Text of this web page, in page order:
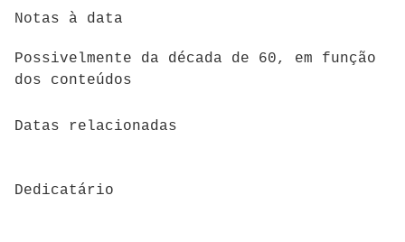
Notas à data
Possivelmente da década de 60, em função
dos conteúdos
Datas relacionadas
Dedicatário